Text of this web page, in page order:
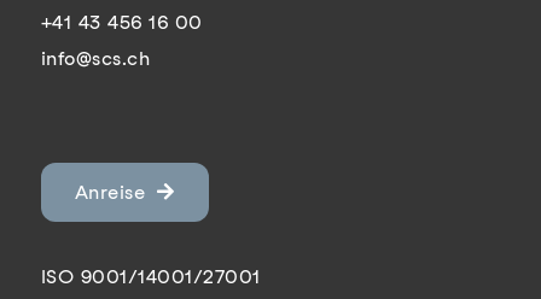
+41 43 456 16 00
info@scs.ch
Anreise
ISO 9001/14001/27001